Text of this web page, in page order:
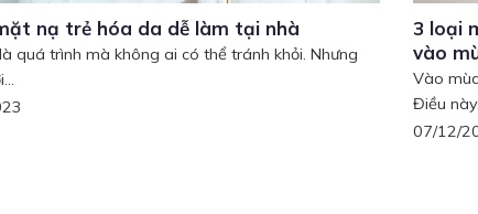
nạ trẻ hóa da dễ làm tại nhà
quá trình mà không ai có thể tránh khỏi. Nhưng
3 loại
vào
Vào
Điều
07/12/